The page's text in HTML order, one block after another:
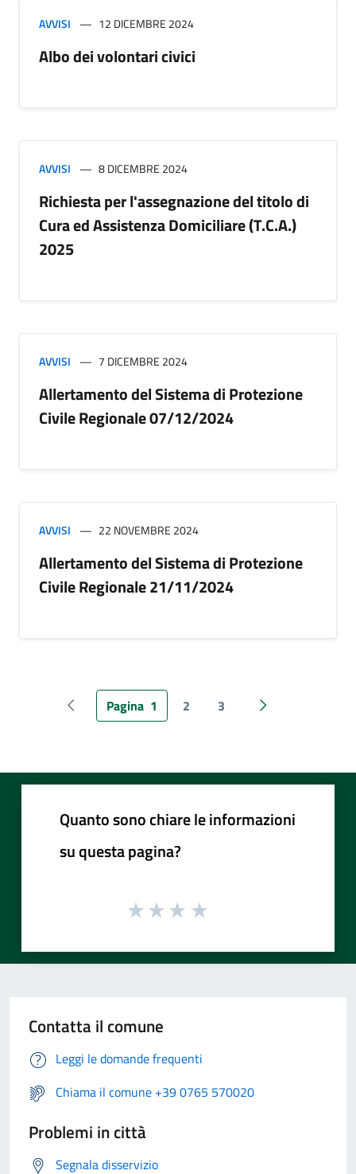
AVVISI 12 DICEMBRE 2024
Albo dei volontari civici
AVVISI 8 DICEMBRE 2024
Richiesta per l'assegnazione del titolo di
Cura ed Assistenza Domiciliare (T.C.A.)
2025
AVVISI 7 DICEMBRE 2024
Allertamento del Sistema di Protezione
Civile Regionale 07/12/2024
AVVISI 22 NOVEMBRE 2024
Allertamento del Sistema di Protezione
Civile Regionale 21/11/2024
Pagina precedente
Pagina 1 2 3 Pagina
Quanto sono chiare le informazioni
su questa pagina?
Contatta il comune
Leggi le domande frequenti
Chiama il comune +39 0765 570020
Problemi in città
Segnala disservizio